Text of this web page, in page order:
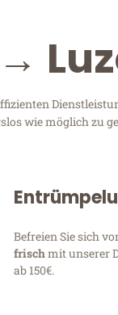
wie möglich zu
Befreien Sie sich
frischmit unserer
ab 150€.